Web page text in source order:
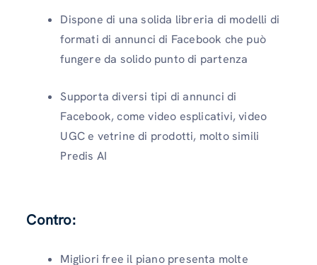
Dispone di una solida libreria di modelli di
formati di annunci di Facebook che può
fungere da solido punto di partenza
Supporta diversi tipi di annunci di
Facebook, come video esplicativi, video
UGC e vetrine di prodotti, molto simili
Predis AI
Contro:
Migliori free il piano presenta molte